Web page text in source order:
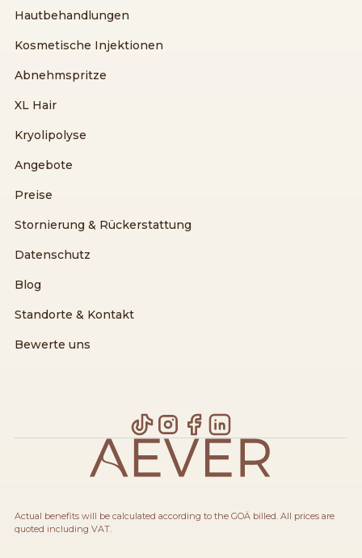
Hautbehandlungen
Kosmetische Injektionen
Abnehmspritze
XL Hair
Kryolipolyse
Angebote
Preise
Stornierung & Rückerstattung
Datenschutz
Blog
Standorte & Kontakt
Bewerte uns
Actual benefits will be calculated according to the GOÄ billed. All prices are
quoted including VAT.